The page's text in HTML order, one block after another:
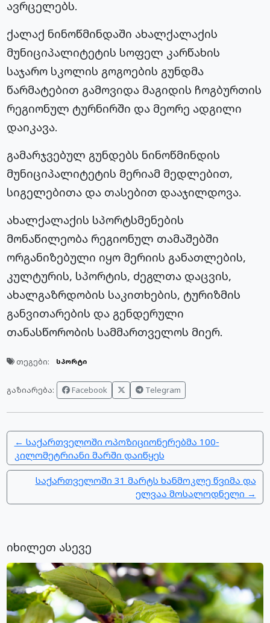
ავრცელებს.
ქალაქ ნინოწმინდაში ახალქალაქის
მუნიციპალიტეტის სოფელ კარწახის
საჯარო სკოლის გოგოების გუნდმა
წარმატებით გამოვიდა მაგიდის ჩოგბურთის
რეგიონულ ტურნირში და მეორე ადგილი
დაიკავა.
გამარჯვებულ გუნდებს ნინოწმინდის
მუნიციპალიტეტის მერიამ მედლებით,
სიგელებითა და თასებით დააჯილდოვა.
ახალქალაქის სპორტსმენების
მონაწილეობა რეგიონულ თამაშებში
ორგანიზებული იყო მერიის განათლების,
კულტურის, სპორტის, ძეგლთა დაცვის,
ახალგაზრდობის საკითხების, ტურიზმის
განვითარების და გენდერული
თანასწორობის სამმართველოს მიერ.
თეგები: სპორტი
გაზიარება: Facebook Telegram
← საქართველოში ოპოზიციონერებმა 100-
კილომეტრიანი მარში დაიწყეს
საქართველოში 31 მარტს ხანმოკლე წვიმა და
ელვაა მოსალოდნელი →
იხილეთ ასევე